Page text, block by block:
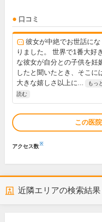
口コミ
彼女が中絶でお世話にな
りました。 世界で1番大好き
な彼女が自分との子供を妊
したと聞いたとき、そこに
大きな嬉しさ以上に...
もっ
読む
この医
アクセス数※
近隣エリアの検索結果